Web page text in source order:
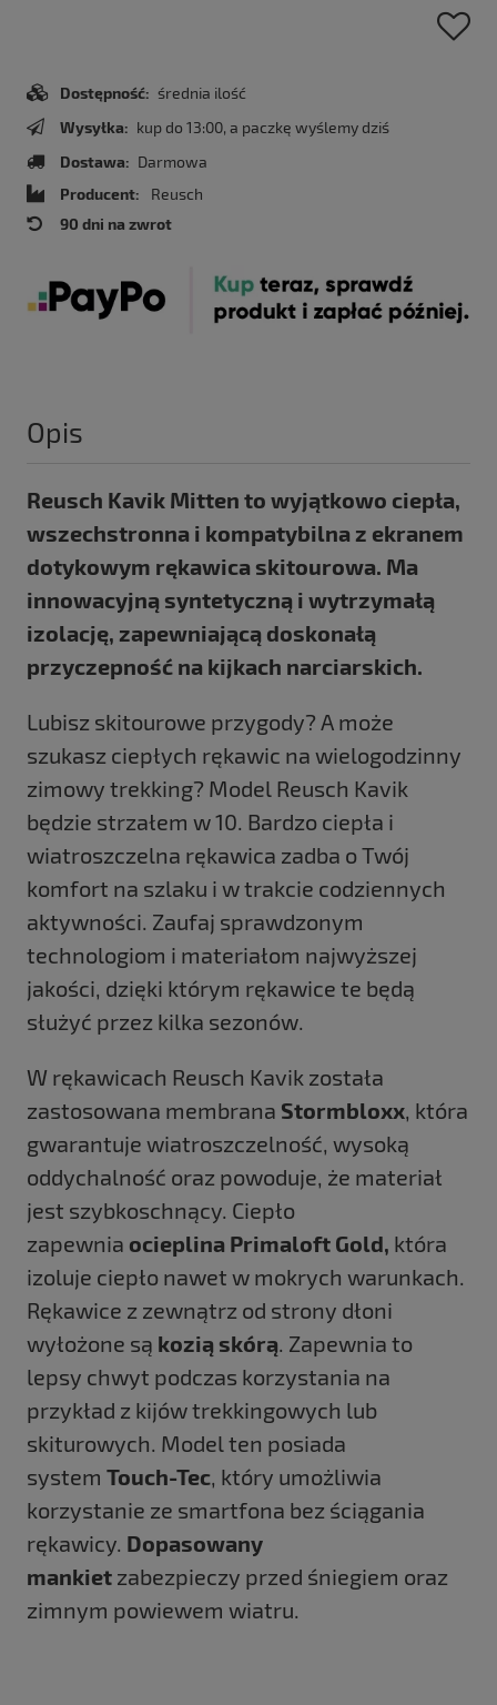
Dostępność: średnia ilość
Wysyłka: kup do 13:00, a paczkę wyślemy dziś
Dostawa: Darmowa
Producent:
Reusch
90 dni na zwrot
Opis
Reusch Kavik Mitten to wyjątkowo ciepła,
wszechstronna i kompatybilna z ekranem
dotykowym rękawica skitourowa. Ma
innowacyjną syntetyczną i wytrzymałą
izolację, zapewniającą doskonałą
przyczepność na kijkach narciarskich.
Lubisz skitourowe przygody? A może
szukasz ciepłych rękawic na wielogodzinny
zimowy trekking? Model Reusch Kavik
będzie strzałem w 10. Bardzo ciepła i
wiatroszczelna rękawica zadba o Twój
komfort na szlaku i w trakcie codziennych
aktywności. Zaufaj sprawdzonym
technologiom i materiałom najwyższej
jakości, dzięki którym rękawice te będą
służyć przez kilka sezonów.
W rękawicach Reusch Kavik została
zastosowana membrana Stormbloxx , która
gwarantuje wiatroszczelność, wysoką
oddychalność oraz powoduje, że materiał
jest szybkoschnący. Ciepło
zapewnia ocieplina Primaloft Gold, która
izoluje ciepło nawet w mokrych warunkach.
Rękawice z zewnątrz od strony dłoni
wyłożone są kozią skórą . Zapewnia to
lepsy chwyt podczas korzystania na
przykład z kijów trekkingowych lub
skiturowych. Model ten posiada
system Touch-Tec , który umożliwia
korzystanie ze smartfona bez ściągania
rękawicy. Dopasowany
mankiet zabezpieczy przed śniegiem oraz
zimnym powiewem wiatru.